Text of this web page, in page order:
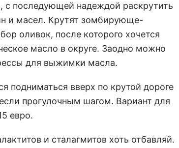
с последующей надеждой раскрутить
и масел. Крутят зомбирующе-
оливок, после которого хочется
масло в округе. Заодно можно
для выжимки масла.
подниматься вверх по крутой дороге
прогулочным шагом. Вариант для
евро.
и сталагмитов хоть отбавляй.